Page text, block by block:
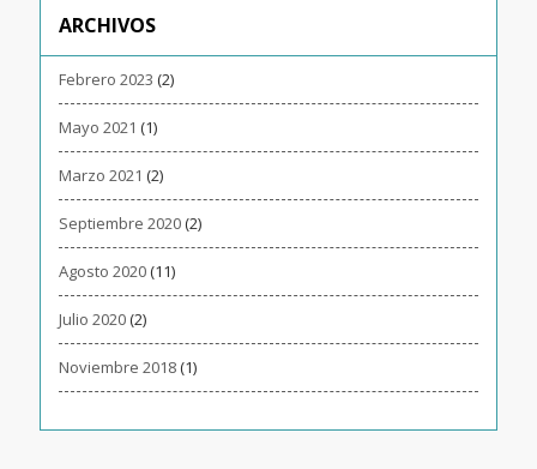
ARCHIVOS
Febrero 2023 (2)
Mayo 2021 (1)
Marzo 2021 (2)
Septiembre 2020(2)
Agosto 2020(11)
Julio 2020(2)
Noviembre 2018(1)